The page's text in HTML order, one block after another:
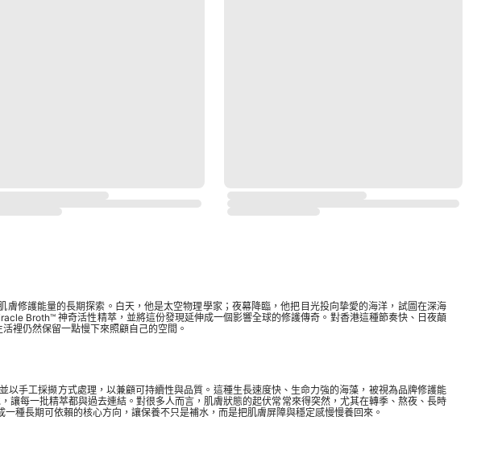
修護能量的長期探索。白天，他是太空物理學家；夜幕降臨，他把目光投向挚愛的海洋，試圖在深海
Broth™ 神奇活性精萃，並將這份發現延伸成一個影響全球的修護傳奇。對香港這種節奏快、日夜顛
裡仍然保留一點慢下來照顧自己的空間。
手工採撷方式處理，以兼顧可持續性與品質。這種生長速度快、生命力強的海藻，被視為品牌修護能
每一批精萃都與過去連結。對很多人而言，肌膚狀態的起伏常常來得突然，尤其在轉季、熬夜、長時
種長期可依賴的核心方向，讓保養不只是補水，而是把肌膚屏障與穩定感慢慢養回來。